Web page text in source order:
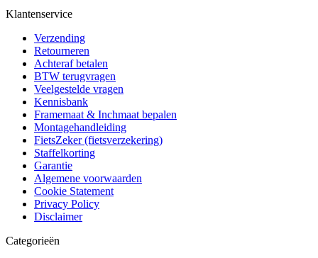
Klantenservice
Verzending
Retourneren
Achteraf betalen
BTW terugvragen
Veelgestelde vragen
Kennisbank
Framemaat & Inchmaat bepalen
Montagehandleiding
FietsZeker (fietsverzekering)
Staffelkorting
Garantie
Algemene voorwaarden
Cookie Statement
Privacy Policy
Disclaimer
Categorieën